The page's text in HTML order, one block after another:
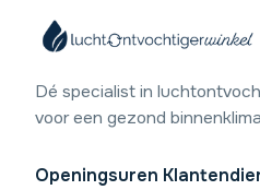
Dé specialist in
voor een gezond
Openingsuren